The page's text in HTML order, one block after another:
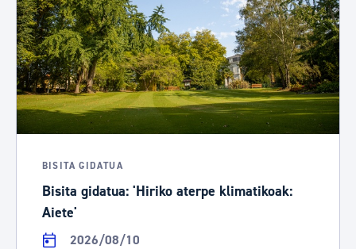
BISITA GIDATUA
Bisita gidatua: 'Hiriko aterpe klimatikoak:
Aiete'
2026/08/10